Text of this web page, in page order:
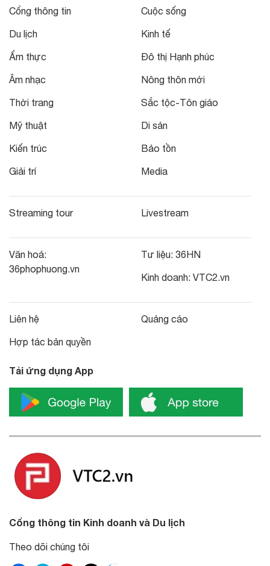
Cổng thông tin
Du lịch
Ẩm thực
Âm nhạc
Thời trang
Mỹ thuật
Kiến trúc
Giải trí
Cuộc sống
Kinh tế
Đô thị Hạnh phúc
Nông thôn mới
Sắc tộc-Tôn giáo
Di sản
Bảo tồn
Media
Streaming tour Livestream
Văn hoá:
36phophuong.vn
Tư liệu: 36HN
Kinh doanh: VTC2.vn
Liên hệ
Hợp tác bản quyền
Quảng cáo
Tải ứng dụng App
Cổng thông tin Kinh doanh và Du lịch
Theo dõi chúng tôi